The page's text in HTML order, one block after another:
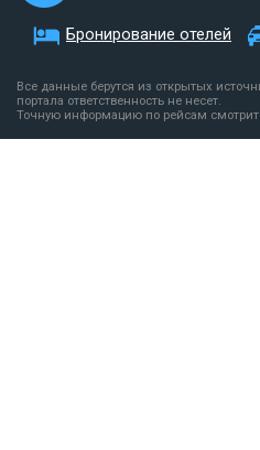
Бронирование отелей
Все данные берутся из открытых
портала ответственность не несет.
Точную информацию по рейсам